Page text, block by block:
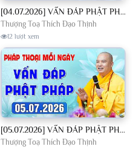
[04.07.2026] VẤN ĐÁP PHẬT PHÁP - Nghe Thầy giảng Pháp mỗi ngày CÔNG ĐỨC VÔ LƯỢNG│TT. Thích Đạo Thịnh
Thượng Toạ Thích Đạo Thịnh
12 lượt xem
[05.07.2026] VẤN ĐÁP PHẬT PHÁP - Nghe Thầy giảng Pháp mỗi ngày CÔNG ĐỨC VÔ LƯỢNG│TT. Thích Đạo Thịnh
Thượng Toạ Thích Đạo Thịnh